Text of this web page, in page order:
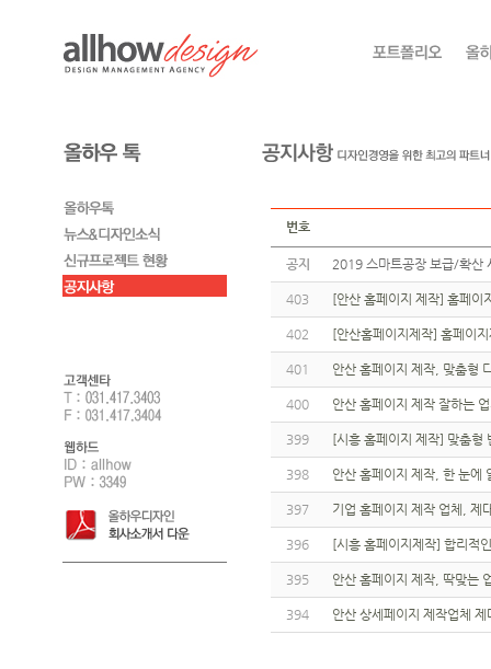
번호
공지 2019 스마트공장 보급/확
403 [안산 홈페이지 제작] 홈페이
402 [안산홈페이지제작] 홈페이
401 안산 홈페이지 제작, 맞춤형
400 안산 홈페이지 제작 잘하는
399 [시흥 홈페이지 제작] 맞춤형
398 안산 홈페이지 제작, 한 눈에
397 기업 홈페이지 제작 업체, 제
396 [시흥 홈페이지제작] 합리적
395 안산 홈페이지 제작, 딱맞는
394 안산 상세페이지 제작업체